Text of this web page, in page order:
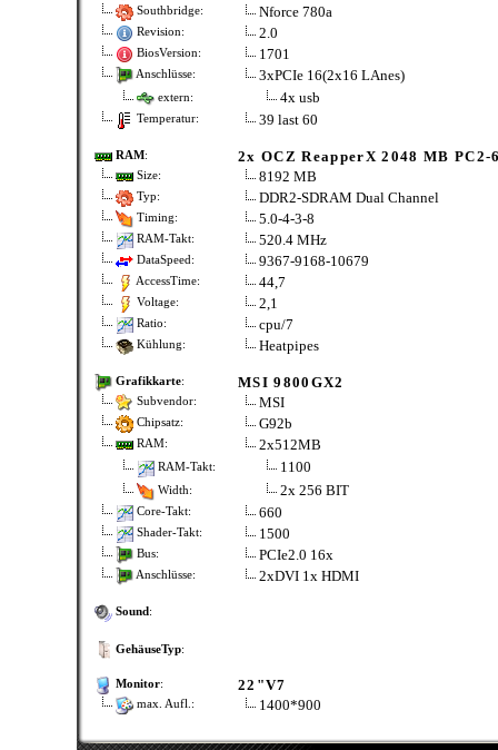
Southbridge: Nforce 780a
Revision: 2.0
BiosVersion: 1701
Anschlüsse: 3xPCIe 16(2x16 LAnes)
extern: 4x usb
Temperatur: 39 last 60
RAM: 2x OCZ ReapperX 2048 MB
Size: 8192 MB
Typ: DDR2-SDRAM Dual Channel
Timing: 5.0-4-3-8
RAM-Takt: 520.4 MHz
DataSpeed: 9367-9168-10679
AccessTime: 44,7
Voltage: 2,1
Ratio: cpu/7
Kühlung: Heatpipes
Grafikkarte: MSI 9800GX2
Subvendor: MSI
Chipsatz: G92b
RAM: 2x512MB
RAM-Takt: 1100
Width: 2x 256 BIT
Core-Takt: 660
Shader-Takt: 1500
Bus: PCIe2.0 16x
Anschlüsse: 2xDVI 1x HDMI
Sound:
GehäuseTyp:
Monitor: 22"V7
max. Aufl.: 1400*900